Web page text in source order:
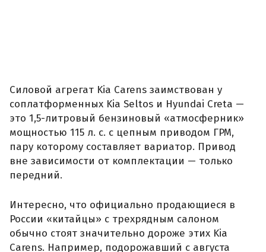
Силовой агрегат Kia Carens заимствован у
соплатформенных Kia Seltos и Hyundai Creta —
это 1,5-литровый бензиновый «атмосферник»
мощностью 115 л. с. с цепным приводом ГРМ,
пару которому составляет вариатор. Привод
вне зависимости от комплектации — только
передний.
Интересно, что официально продающиеся в
России «китайцы» с трехрядным салоном
обычно стоят значительно дороже этих Kia
Carens. Например, подорожавший с августа